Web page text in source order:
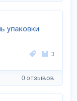
упаковки
3
0 отзывов